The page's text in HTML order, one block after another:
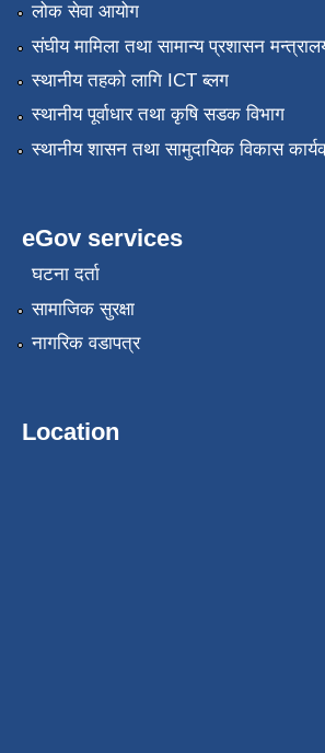
लोक सेवा आयोग
संघीय मामिला तथा सामान्य प्रशासन
स्थानीय तहको लागि ICT ब्लग
स्थानीय पूर्वाधार तथा कृषि सडक विभाग
स्थानीय शासन तथा सामुदायिक विकास
eGov services
घटना दर्ता
सामाजिक सुरक्षा
नागरिक वडापत्र
Location